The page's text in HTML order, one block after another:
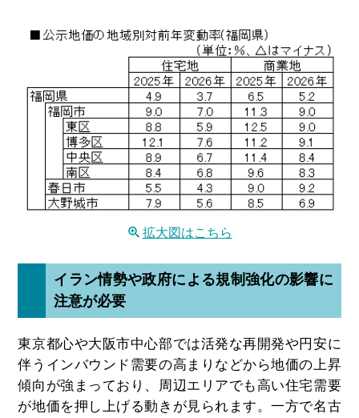
拡大図はこちら
イラン情勢や政府による規制強化の影響に
注意が必要
東京都心や大阪市中心部では活発な再開発や円安に
伴うインバウンド需要の高まりなどから地価の上昇
傾向が強まっており、周辺エリアでも高い住宅需要
が地価を押し上げる動きが見られます。一方で名古